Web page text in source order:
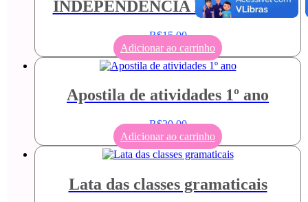
INDEPENDÊNCIA DO BRASIL
R$15,00
Adicionar ao carrinho
Apostila de atividades 1º ano
R$20,00
Adicionar ao carrinho
Lata das classes gramaticais